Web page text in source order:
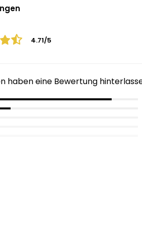
4.71/5
haben eine Bewertung